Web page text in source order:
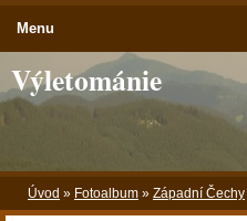
Výletománie
Úvod » Fotoalbum » Západní Čechy
Menu